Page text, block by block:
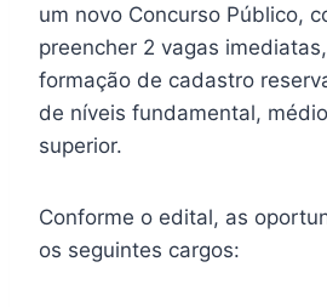
um novo Concurso Público,
preencher 2 vagas
formação de cadastro
de níveis fundamental,
superior.
Conforme o edital, as
os seguintes cargos: